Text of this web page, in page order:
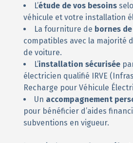
L’étude de vos besoins
véhicule et votre installation
La fourniture de bornes
compatibles avec la majorité
de voiture.
L’installation sécurisée
électricien qualifié IRVE
Recharge pour Véhicule
Un accompagnement
pour bénéficier d’aides
subventions en vigueur.